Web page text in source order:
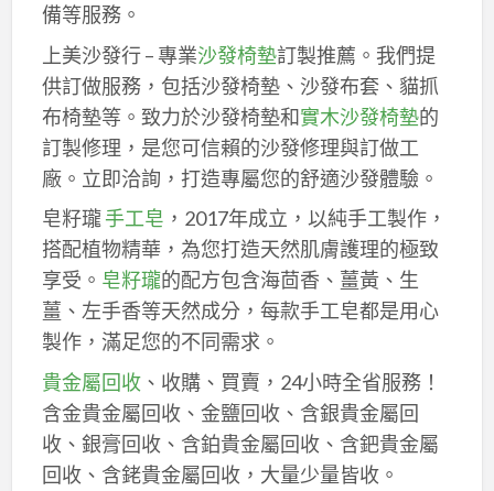
備等服務。
上美沙發行 – 專業沙發椅墊訂製推薦。我們提
供訂做服務，包括沙發椅墊、沙發布套、貓抓
布椅墊等。致力於沙發椅墊和實木沙發椅墊的
訂製修理，是您可信賴的沙發修理與訂做工
廠。立即洽詢，打造專屬您的舒適沙發體驗。
皂籽瓏手工皂 ，2017年成立，以純手工製作，
搭配植物精華，為您打造天然肌膚護理的極致
享受。 皂籽瓏的配方包含海茴香、薑黃、生
薑、左手香等天然成分，每款手工皂都是用心
製作，滿足您的不同需求。
貴金屬回收、收購、買賣，24小時全省服務！
含金貴金屬回收、金鹽回收、含銀貴金屬回
收、銀膏回收、含鉑貴金屬回收、含鈀貴金屬
回收、含銠貴金屬回收，大量少量皆收。